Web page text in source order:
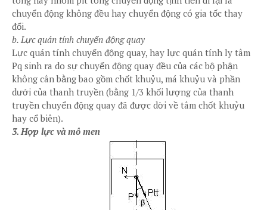
chuyển động không đều hay chuyển động có gia tốc thay
đổi.
b. Lực quán tính chuyển động quay
Lực quán tính chuyển động quay, hay lực quán tính ly tâm
Pq sinh ra do sự chuyển động quay đều của các bộ phận
không cân bằng bao gồm chốt khuỷu, má khuỷu và phần
dưới của thanh truyền (bằng 1/3 khối lượng của thanh
truyền chuyển động quay đã được dời về tâm chốt khuỷu
hay cổ biên).
3. Hợp lực và mô men